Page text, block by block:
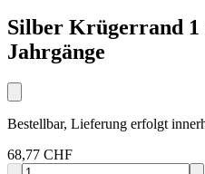
Silber Krügerrand 1
Jahrgänge
Bestellbar, Lieferung erfolgt
68,77 CHF